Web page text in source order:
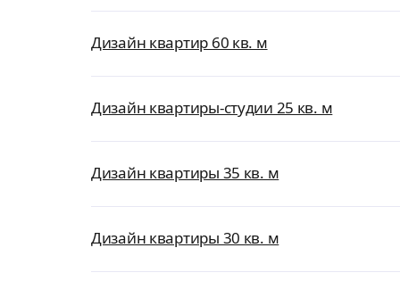
Дизайн квартир 60 кв. м
Дизайн квартиры-студии 25 кв. м
Дизайн квартиры 35 кв. м
Дизайн квартиры 30 кв. м